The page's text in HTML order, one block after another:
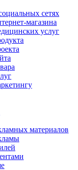
сетях
магазина
услуг
материалов